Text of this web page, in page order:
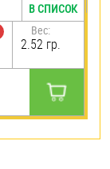
Вес:
2.52 гр.
В СПИСОК